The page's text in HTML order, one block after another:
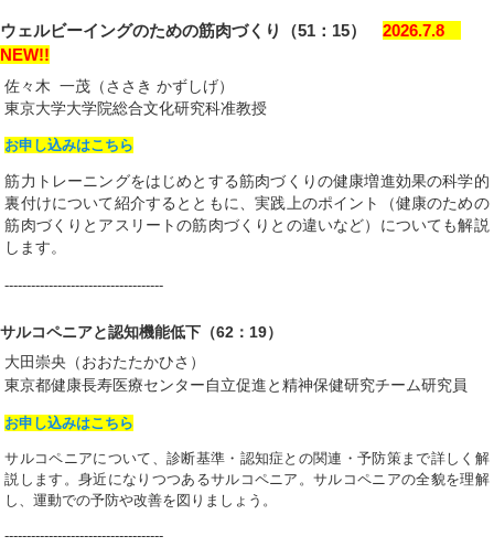
ウェルビーイングのための筋肉づくり （51：15） 2026.7.8
NEW!!
佐々木 一茂（ささき かずしげ）
東京大学大学院総合文化研究科准教授
お申し込みはこちら
筋力トレーニングをはじめとする筋肉づくりの健康増進効果の科学的
裏付けについて紹介するとともに、実践上のポイント（健康のための
筋肉づくりとアスリートの筋肉づくりとの違いなど）についても解説
します。
------------------------------------
サルコペニアと認知機能低下（62：19）
大田崇央（おおたたかひさ）
東京都健康長寿医療センター自立促進と精神保健研究チーム研究員
お申し込みはこちら
サルコペニアについて、診断基準・認知症との関連・予防策まで詳しく解
説します。身近になりつつあるサルコペニア。サルコペニアの全貌を理解
し、運動での予防や改善を図りましょう。
------------------------------------